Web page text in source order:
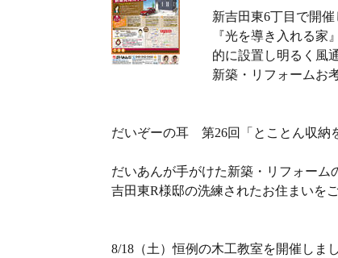
新吉田東6丁目で開催
『光を導き入れる家
的に設置し明るく風
新築・リフォームお
だいぞーの耳 第26回「とことん収納
だいあんが手がけた新築・リフォー
吉田東R様邸の洗練されたお住まいを
8/18（土）恒例の木工教室を開催しま